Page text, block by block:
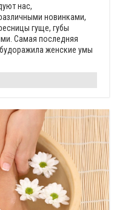
нас,
новинками,
гуще, губы
Самая последняя
женские умы